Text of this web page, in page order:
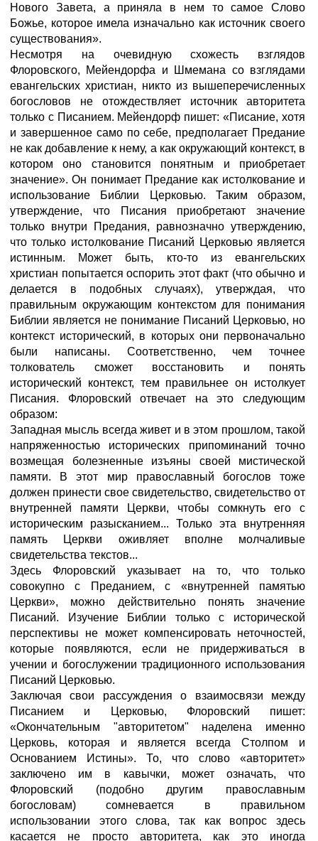
Нового Завета, а приняла в нем то самое Слово
Божье, которое имела изначально как источник своего
существования».
Несмотря на очевидную схожесть взглядов
Флоровского, Мейендорфа и Шмемана со взглядами
евангельских христиан, никто из вышеперечисленных
богословов не отождествляет источник авторитета
только с Писанием. Мейендорф пишет: «Писание, хотя
и завершенное само по себе, предполагает Предание
не как добавление к нему, а как окружающий контекст, в
котором оно становится понятным и приобретает
значение». Он понимает Предание как истолкование и
использование Библии Церковью. Таким образом,
утверждение, что Писания приобретают значение
только внутри Предания, равнозначно утверждению,
что только истолкование Писаний Церковью является
истинным. Может быть, кто-то из евангельских
христиан попытается оспорить этот факт (что обычно и
делается в подобных случаях), утверждая, что
правильным окружающим контекстом для понимания
Библии является не понимание Писаний Церковью, но
контекст исторический, в которых они первоначально
были написаны. Соответственно, чем точнее
толкователь сможет восстановить и понять
исторический контекст, тем правильнее он истолкует
Писания. Флоровский отвечает на это следующим
образом:
Западная мысль всегда живет и в этом прошлом, такой
напряженностью исторических припоминаний точно
возмещая болезненные изъяны своей мистической
памяти. В этот мир православный богослов тоже
должен принести свое свидетельство, свидетельство от
внутренней памяти Церкви, чтобы сомкнуть его с
историческим разысканием... Только эта внутренняя
память Церкви оживляет вполне молчаливые
свидетельства текстов...
Здесь Флоровский указывает на то, что только
совокупно с Преданием, с «внутренней памятью
Церкви», можно действительно понять значение
Писаний. Изучение Библии только с исторической
перспективы не может компенсировать неточностей,
которые появляются, если не придерживаться в
учении и богослужении традиционного использования
Писаний Церковью.
Заключая свои рассуждения о взаимосвязи между
Писанием и Церковью, Флоровский пишет:
«Окончательным "авторитетом" наделена именно
Церковь, которая и является всегда Столпом и
Основанием Истины». То, что слово «авторитет»
заключено им в кавычки, может означать, что
Флоровский (подобно другим православным
богословам) сомневается в правильном
использовании этого слова, так как вопрос здесь
касается не просто авторитета, как это иногда